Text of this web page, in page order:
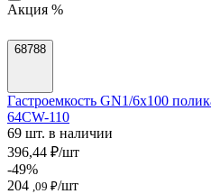
Акция %
68788
Гастроемкость GN1/6х100
64CW-110
69 шт. в наличии
396,44 ₽/шт
-49%
204 ,09 ₽/шт